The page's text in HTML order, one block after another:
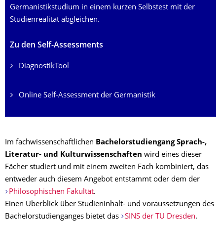
Germanistikstudium in einem kurzen Selbstest mit der
Studienrealität abgleichen.
Zu den Self-Assessments
DiagnostikTool
Online Self-Assessment der Germanistik
Im fachwissenschaftlichen Bachelorstudiengang Sprach-,
Literatur- und Kulturwissenschaften wird eines dieser
Fächer studiert und mit einem zweiten Fach kombiniert, das
entweder auch diesem Angebot entstammt oder dem der
Philosophischen Fakultät.
Einen Überblick über Studieninhalt- und voraussetzungen des
Bachelorstudienganges bietet das
SINS der TU Dresden.